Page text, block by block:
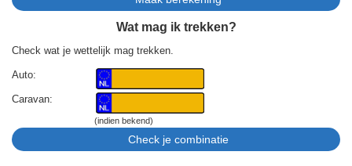
Wat mag ik trekken?
Check wat je wettelijk mag trekken.
Auto:
Caravan:
(indien bekend)